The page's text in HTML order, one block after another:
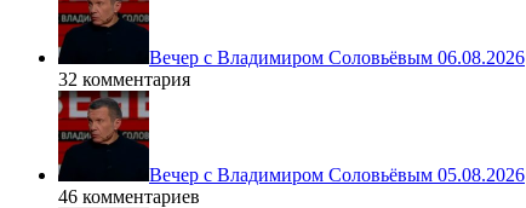
Вечер с Владимиром Соловьёвым 06.08.2026
32 комментария
Вечер с Владимиром Соловьёвым 05.08.2026
46 комментариев